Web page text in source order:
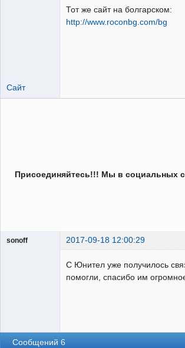
Тот же сайт на болгарском:
http://www.roconbg.com/bg
Сайт
Присоединяйтесь!!! Мы в социальных
sonoff 2017-09-18 12:00:29
C Юнител уже получилось
помогли, спасибо им
Сообщений 6